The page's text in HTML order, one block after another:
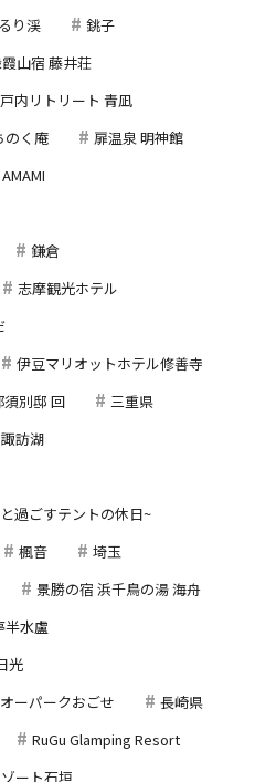
り渓
銚子
山宿 藤井荘
内リトリート 青凪
のく庵
扉温泉 明神館
鎌倉
志摩観光ホテル
伊豆マリオットホテル修善寺
須別邸 回
三重県
訪湖
過ごすテントの休日~
楓音
埼玉
景勝の宿 浜千鳥の湯 海舟
半水盧
光
ーパークおごせ
長崎県
RuGu Glamping Resort
ート石垣